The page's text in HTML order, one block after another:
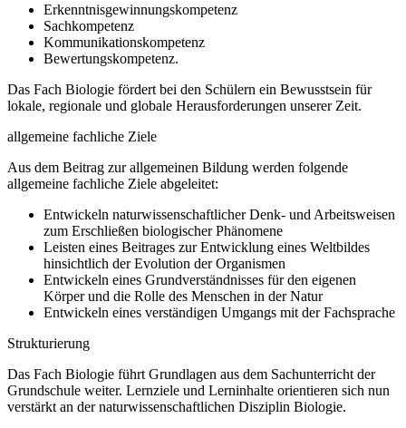
Erkenntnisgewinnungskompetenz
Sachkompetenz
Kommunikationskompetenz
Bewertungskompetenz.
Das Fach Biologie fördert bei den Schülern ein Bewusstsein für
lokale, regionale und globale Herausforderungen unserer Zeit.
allgemeine fachliche Ziele
Aus dem Beitrag zur allgemeinen Bildung werden folgende
allgemeine fachliche Ziele abgeleitet:
Entwickeln naturwissenschaftlicher Denk- und Arbeitsweisen
zum Erschließen biologischer Phänomene
Leisten eines Beitrages zur Entwicklung eines Weltbildes
hinsichtlich der Evolution der Organismen
Entwickeln eines Grundverständnisses für den eigenen
Körper und die Rolle des Menschen in der Natur
Entwickeln eines verständigen Umgangs mit der Fachsprache
Strukturierung
Das Fach Biologie führt Grundlagen aus dem Sachunterricht der
Grundschule weiter. Lernziele und Lerninhalte orientieren sich nun
verstärkt an der naturwissenschaftlichen Disziplin Biologie.